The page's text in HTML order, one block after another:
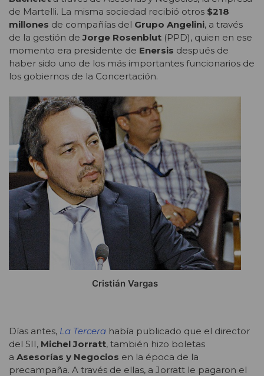
de Martelli. La misma sociedad recibió otros $218
millones de compañías del Grupo Angelini, a través
de la gestión deJorge Rosenblut (PPD), quien en ese
momento era presidente de Enersis después de
haber sido uno de los más importantes funcionarios de
los gobiernos de la Concertación.
Cristián Vargas
Días antes, La Tercera había publicado que el director
del SII, Michel Jorratt, también hizo boletas
a Asesorías y Negocios en la época de la
precampaña. A través de ellas, a Jorratt le pagaron el